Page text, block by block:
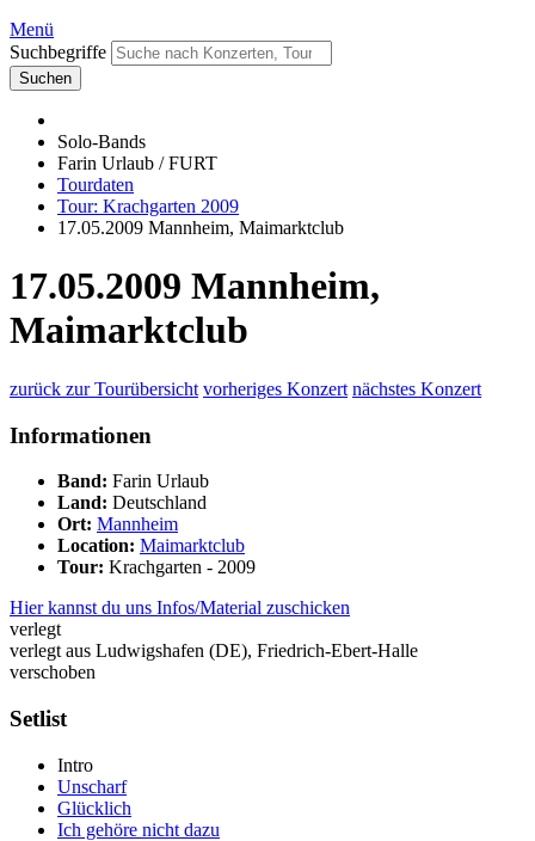
Menü
Suchbegriffe
Suchen
Solo-Bands
Farin Urlaub / FURT
Tourdaten
Tour: Krachgarten 2009
17.05.2009 Mannheim, Maimarktclub
17.05.2009 Mannheim,
Maimarktclub
zurück zur Tourübersicht vorheriges Konzert nächstes Konzert
Informationen
Band: Farin Urlaub
Land: Deutschland
Ort: Mannheim
Location: Maimarktclub
Tour: Krachgarten - 2009
Hier kannst du uns Infos/Material zuschicken
verlegt
verlegt aus Ludwigshafen (DE), Friedrich-Ebert-Halle
verschoben
Setlist
Intro
Unscharf
Glücklich
Ich gehöre nicht dazu